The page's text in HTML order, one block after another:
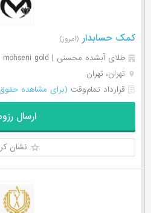
کمک حسابدار (امروز)
طلای آبشده محسنی | mohseni gold
تهران، تهران
قرارداد تمام‌وقت (برای مشاهده
ارسال
نشان